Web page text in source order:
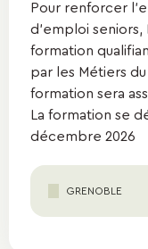
Pour renforcer
d'emploi seniors,
formation
par les Métiers
formation sera
La formation se
décembre 2026
GRENOBLE